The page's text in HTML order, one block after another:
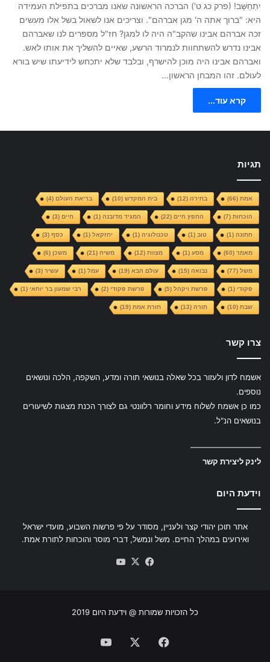
יִתְחַשָּׁב! (פרק כג ט') הברכה הראשונה שאנו מברכים בתפילת העמידה
היא: "ברוך אתה ה' מגן אברהם". וצריכים אנו לשאול בשל אלו מעשים
זכה אברהם אבינו שהקב"ה היה לו למגן? חז"ל מספרים לנו שאברהם
אבינו נדרש להשתחוות לנמרוד הרשע, שאיים להשליך את אותו לאש.
ואברהם אבינו היה מוכן להישרף, ובלבד שלא יתכחש לידיעתו שיש בורא
לעולם. זהו המבחן הראשון…
קרא עוד...
תגיות
אמת(66) בחירה(12) בית המקדש(10) בריאת העולם(4)
הוכחות(7) החפץ חיים(22) המגיד מדובנה(1) חיים(3)
חתונה(1) טוב(1) טכנולוגיה(1) יחזקאל(1) כסף(3)
מאמר(60) מסע(1) מצוות(12) משיח(21) משכן(6)
משל(77) נבואה(15) עולם הבא(19) עמל(1) עשיר(3)
פקודי (1) פרשת ויקהל(5) פרשת פקודי (2) רבי שמעון בר יוחאי (1)
שבת(10) תורה(13) תורת אמת(19)
צרו קשר
אשמח לדון ולעזור בכל שאלה בנושאי תורה ומדע, השקפה, הלכה ונושאים
נוספים.
כמו כן אשמח לשלוח מידע וחומר רלוונטי גם לצורך הכנת מצגות לשיעורים
בנושאים הנ"ל.
—————————
לינק ליצירת קשר
וידעת היום
אתר תוכן יהודי קצר ולעניין, מסודר על פי פרשות השבוע, מועדי ישראל
ואירועים במהלך החיים. משל ונמשל, דברי מוסר והוכחות לתורת אמת.
Facebook
X
כל הזכויות שמורות @ וידעת היום 2019
Facebook